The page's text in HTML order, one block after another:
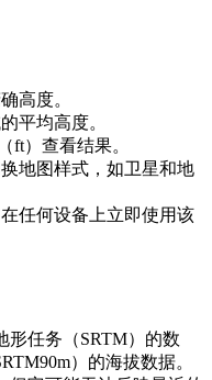
高度。
平均高度。
ft）查看结果。
地图样式，如卫星和地
任何设备上立即使用该
形任务（SRTM）的数
）的海拔数据。